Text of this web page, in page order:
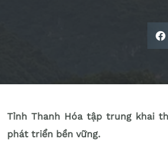
Tỉnh Thanh Hóa tập trung khai
phát triển bền vững.